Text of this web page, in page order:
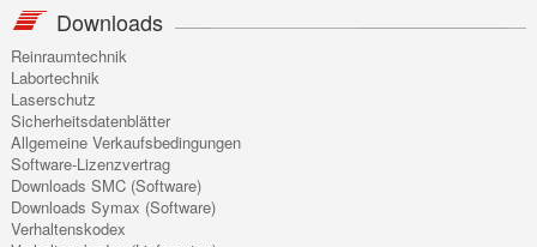
Downloads
Reinraumtechnik
Labortechnik
Laserschutz
Sicherheitsdatenblätter
Allgemeine Verkaufsbedingungen
Software-Lizenzvertrag
Downloads SMC (Software)
Downloads Symax (Software)
Verhaltenskodex